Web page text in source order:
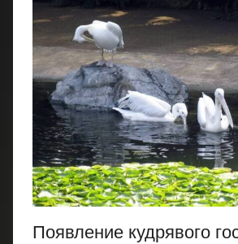
Появление кудрявого